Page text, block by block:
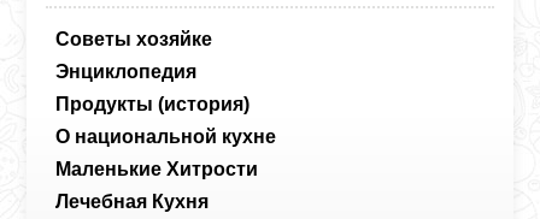
Советы хозяйке
Энциклопедия
Продукты (история)
О национальной кухне
Маленькие Хитрости
Лечебная Кухня